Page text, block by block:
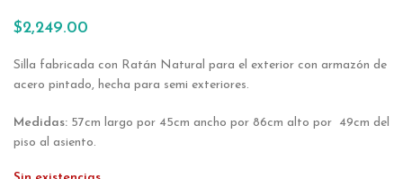
$2,249.00
Silla fabricada con Ratán Natural para el exterior con armazón de
acero pintado, hecha para semi exteriores.
Medidas: 57cm largo por 45cm ancho por 86cm alto por 49cm del
piso al asiento.